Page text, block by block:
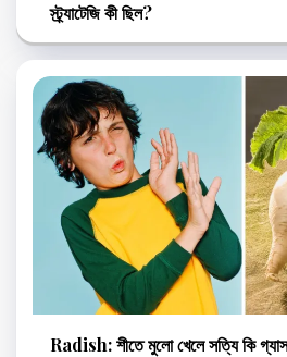
স্ট্র্যাটেজি কী ছিল?
Radish: শীতে মুলো খেলে সত্যি কি